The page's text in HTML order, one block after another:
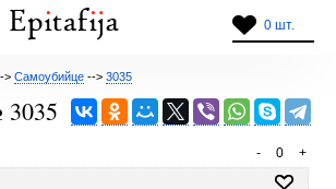
0 шт.
> Самоубийце --> 3035
+
0
-